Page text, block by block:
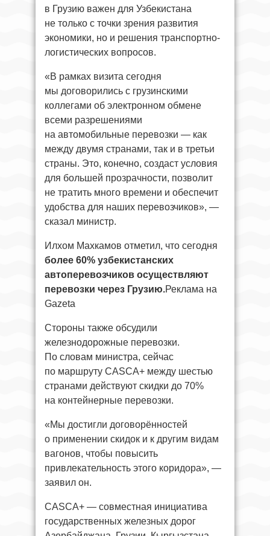
в Грузию важен для Узбекистана
не только с точки зрения развития
экономики, но и решения транспортно-
логистических вопросов.
«В рамках визита сегодня
мы договорились с грузинскими
коллегами об электронном обмене
всеми разрешениями
на автомобильные перевозки — как
между двумя странами, так и в третьи
страны. Это, конечно, создаст условия
для большей прозрачности, позволит
не тратить много времени и обеспечит
удобства для наших перевозчиков», —
сказал министр.
Илхом Махкамов отметил, что сегодня
более 60% узбекистанских
автоперевозчиков осуществляют
перевозки через Грузию.Реклама на
Gazeta
Стороны также обсудили
железнодорожные перевозки.
По словам министра, сейчас
по маршруту CASCA+ между шестью
странами действуют скидки до 70%
на контейнерные перевозки.
«Мы достигли договорённостей
о применении скидок и к другим видам
вагонов, чтобы повысить
привлекательность этого коридора», —
заявил он.
CASCA+ — совместная инициатива
государственных железных дорог